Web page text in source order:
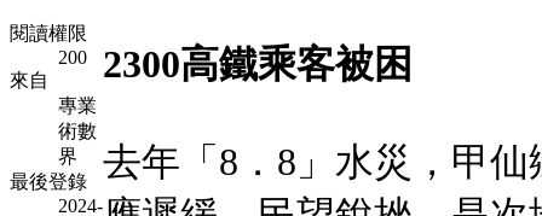
閱讀權限
200
來自
專業
術數
界
最後登錄
2024-
2300高鐵乘客被困
去年「8．8」水災，甲